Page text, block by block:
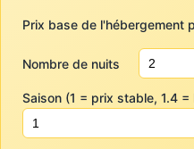
Prix base de l'hébergement
Nombre de nuits
Saison (1 = prix stable, 1.4 =